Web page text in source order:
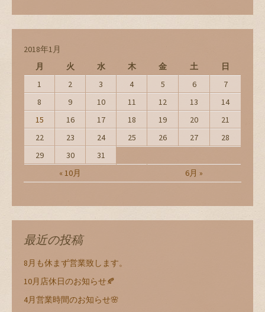
2018年1月
月
火 水 木 金 土 日
« 10月 6月 »
1 2 3 4 5 6
7
8
9 10 11 12 13
14
15
16 17 18 19 20
21
22
23 24 25 26 27
28
29
30 31
最近の投稿
8月も休まず営業致します。
10月店休日のお知らせ🍂
4月営業時間のお知らせ🌸